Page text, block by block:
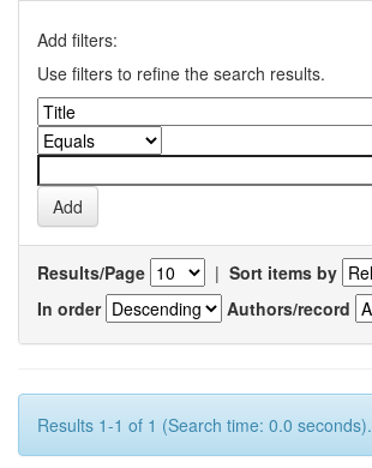
Add filters:
Use filters to refine the search results.
Results/Page | Sort items by
In order
Authors/record
Results 1-1 of 1 (Search time: 0.0 seconds).